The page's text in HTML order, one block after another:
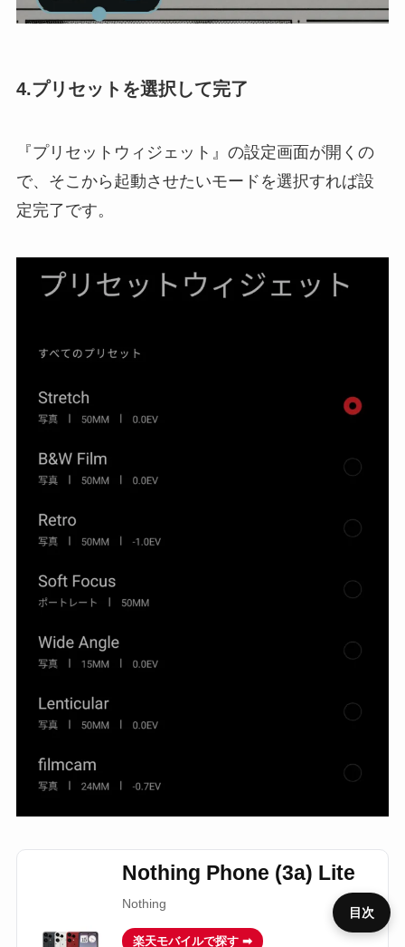
4.プリセットを選択して完了
『プリセットウィジェット』の設定画面が開くの
で、そこから起動させたいモードを選択すれば設
定完了です。
Nothing Phone (3a) Lite
Nothing
楽天モバイルで探す ➡
目次